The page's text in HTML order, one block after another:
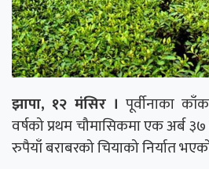
झापा, १२ मंसिर । पूर्वीनाका
वर्षको प्रथम चौमासिकमा एक अर्ब
रुपैयाँ बराबरको चियाको निर्यात